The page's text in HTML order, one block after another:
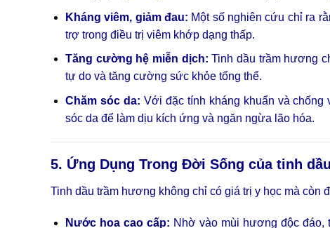
Kháng viêm, giảm đau: Một số nghiên cứu chỉ ra
trợ trong điều trị viêm khớp dạng thấp.
Tăng cường hệ miễn dịch: Tinh dầu trầm hương
tự do và tăng cường sức khỏe tổng thể.
Chăm sóc da: Với đặc tính kháng khuẩn và
sóc da để làm dịu kích ứng và ngăn ngừa lão hóa.
5. Ứng Dụng Trong Đời Sống của tinh
Tinh dầu trầm hương không chỉ có giá trị y học mà còn
Nước hoa cao cấp: Nhờ vào mùi hương độc đáo,